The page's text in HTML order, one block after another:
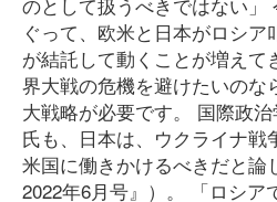
ぐって、欧米と日本がロシ
が結託して動くことが増えて
界大戦の危機を避けたいのな
大戦略が必要です。 国際政
氏も、日本は、ウクライナ戦
米国に働きかけるべきだと論
2022年6月号』）。 「ロシア